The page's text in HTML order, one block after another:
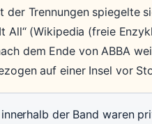
der Trennungen spiegelte
All“ (Wikipedia (freie
dem Ende von ABBA
auf einer Insel vor
der Band waren